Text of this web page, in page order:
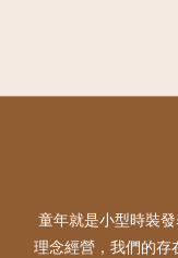
童年就是小型時裝
理念經營，我們的